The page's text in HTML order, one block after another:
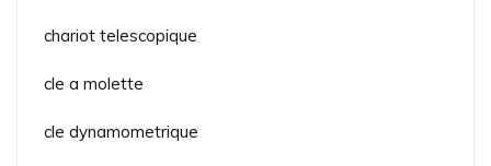
chariot telescopique
cle a molette
cle dynamometrique